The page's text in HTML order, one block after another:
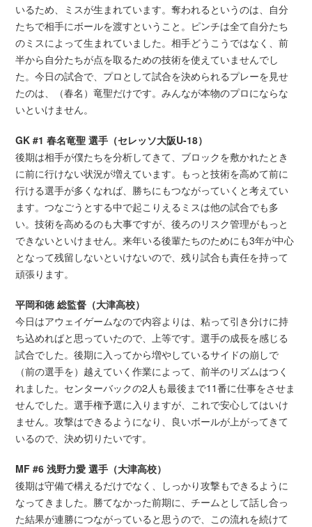
いるため、ミスが生まれています。奪われるというのは、自分
たちで相手にボールを渡すということ。ピンチは全て自分たち
のミスによって生まれていました。相手どうこうではなく、前
半から自分たちが点を取るための技術を使えていませんでし
た。今日の試合で、プロとして試合を決められるプレーを見せ
たのは、（春名）竜聖だけです。みんなが本物のプロにならな
いといけません。
GK #1 春名竜聖 選手（セレッソ大阪U-18）
後期は相手が僕たちを分析してきて、ブロックを敷かれたとき
に前に行けない状況が増えています。もっと技術を高めて前に
行ける選手が多くなれば、勝ちにもつながっていくと考えてい
ます。つなごうとする中で起こりえるミスは他の試合でも多
い。技術を高めるのも大事ですが、後ろのリスク管理がもっと
できないといけません。来年いる後輩たちのためにも3年が中心
となって残留しないといけないので、残り試合も責任を持って
頑張ります。
平岡和徳 総監督（大津高校）
今日はアウェイゲームなので内容よりは、粘って引き分けに持
ち込めればと思っていたので、上等です。選手の成長を感じる
試合でした。後期に入ってから増やしているサイドの崩しで
（前の選手を）越えていく作業によって、前半のリズムはつく
れました。センターバックの2人も最後まで11番に仕事をさせま
せんでした。選手権予選に入りますが、これで安心してはいけ
ません。攻撃はできるようになり、良いボールが上がってきて
いるので、決め切りたいです。
MF #6 浅野力愛 選手（大津高校）
後期は守備で構えるだけでなく、しっかり攻撃もできるように
なってきました。勝てなかった前期に、チームとして話し合っ
た結果が連勝につながっていると思うので、この流れを続けて